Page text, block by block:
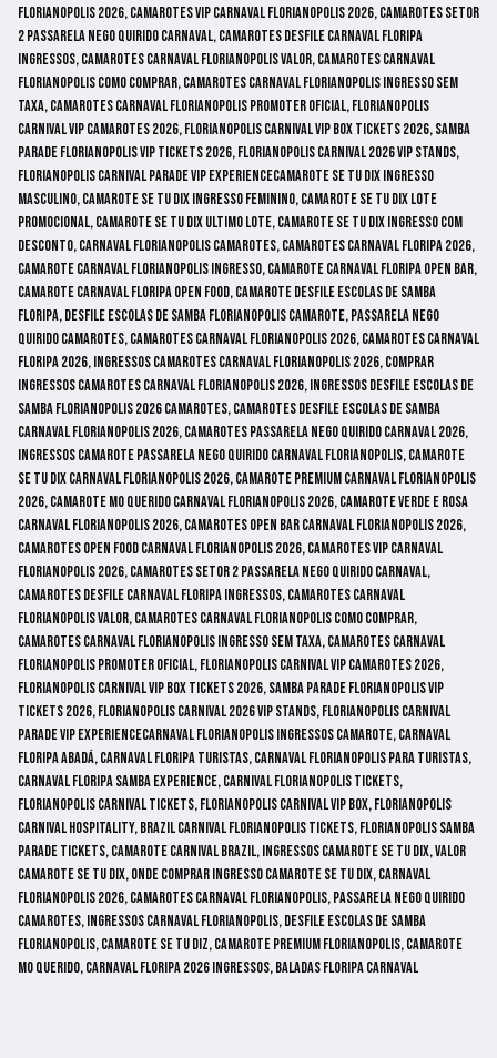
florianopolis 2026, camarotes vip carnaval florianopolis 2026, camarotes setor
2 passarela nego quirido carnaval, camarotes desfile carnaval floripa
ingressos, camarotes carnaval florianopolis valor, camarotes carnaval
florianopolis como comprar, camarotes carnaval florianopolis ingresso sem
taxa, camarotes carnaval florianopolis promoter oficial, florianopolis
carnival vip camarotes 2026, florianopolis carnival vip box tickets 2026, samba
parade florianopolis vip tickets 2026, florianopolis carnival 2026 vip stands,
florianopolis carnival parade vip experiencecamarote se tu dix ingresso
masculino, camarote se tu dix ingresso feminino, camarote se tu dix lote
promocional, camarote se tu dix ultimo lote, camarote se tu dix ingresso com
desconto, carnaval florianopolis camarotes, camarotes carnaval floripa 2026,
camarote carnaval florianopolis ingresso, camarote carnaval floripa open bar,
camarote carnaval floripa open food, camarote desfile escolas de samba
floripa, desfile escolas de samba florianopolis camarote, passarela nego
quirido camarotes, camarotes carnaval florianopolis 2026, camarotes carnaval
floripa 2026, ingressos camarotes carnaval florianopolis 2026, comprar
ingressos camarotes carnaval florianopolis 2026, ingressos desfile escolas de
samba florianopolis 2026 camarotes, camarotes desfile escolas de samba
carnaval florianopolis 2026, camarotes passarela nego quirido carnaval 2026,
ingressos camarote passarela nego quirido carnaval florianopolis, camarote
se tu dix carnaval florianopolis 2026, camarote premium carnaval florianopolis
2026, camarote mo querido carnaval florianopolis 2026, camarote verde e rosa
carnaval florianopolis 2026, camarotes open bar carnaval florianopolis 2026,
camarotes open food carnaval florianopolis 2026, camarotes vip carnaval
florianopolis 2026, camarotes setor 2 passarela nego quirido carnaval,
camarotes desfile carnaval floripa ingressos, camarotes carnaval
florianopolis valor, camarotes carnaval florianopolis como comprar,
camarotes carnaval florianopolis ingresso sem taxa, camarotes carnaval
florianopolis promoter oficial, florianopolis carnival vip camarotes 2026,
florianopolis carnival vip box tickets 2026, samba parade florianopolis vip
tickets 2026, florianopolis carnival 2026 vip stands, florianopolis carnival
parade vip experiencecarnaval florianopolis ingressos camarote, carnaval
floripa abadá, carnaval floripa turistas, carnaval florianopolis para turistas,
carnaval floripa samba experience, carnival florianopolis tickets,
florianopolis carnival tickets, florianopolis carnival vip box, florianopolis
carnival hospitality, brazil carnival florianopolis tickets, florianopolis samba
parade tickets, camarote carnival brazil, ingressos camarote se tu dix, valor
camarote se tu dix, onde comprar ingresso camarote se tu dix, carnaval
florianopolis 2026, camarotes carnaval florianopolis, passarela nego quirido
camarotes, ingressos carnaval florianopolis, desfile escolas de samba
florianopolis, camarote se tu diz, camarote premium florianopolis, camarote
mo querido, carnaval floripa 2026 ingressos, baladas floripa carnaval